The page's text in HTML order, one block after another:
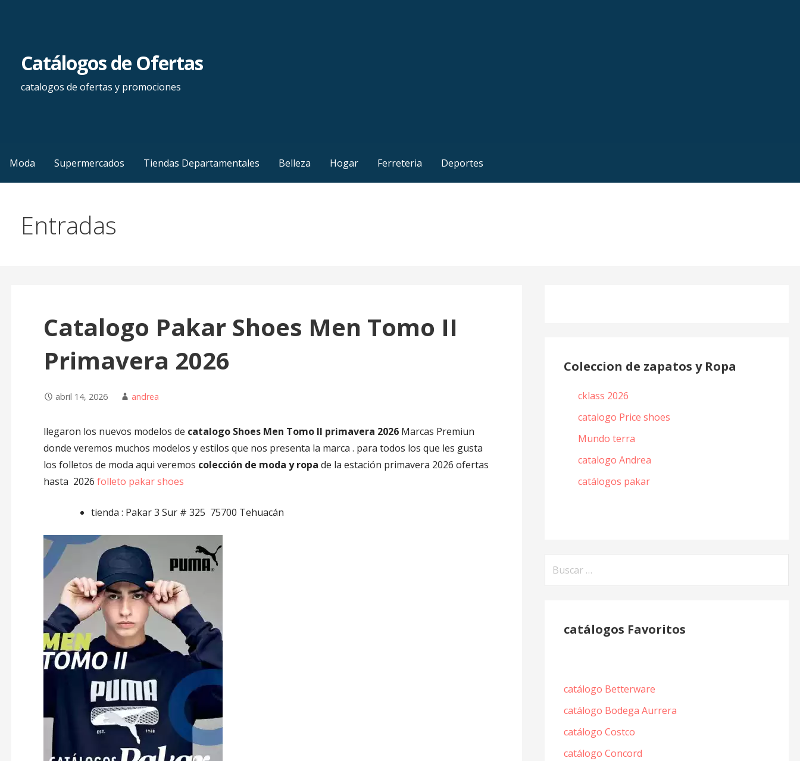
Catálogos de Ofertas
catalogos de ofertas y promociones
Moda Supermercados Tiendas Departamentales Belleza Hogar Ferreteria Deportes
Entradas
Catalogo Pakar Shoes Men Tomo II
Primavera 2026
abril 14, 2026 andrea
llegaron los nuevos modelos de catalogo Shoes Men Tomo II primavera 2026Marcas Premiun
donde veremos muchos modelos y estilos que nos presenta la marca . para todos los que les gusta
los folletos de moda aqui veremos colección de moda y ropa de la estación primavera 2026 ofertas
hasta 2026 folleto pakar shoes
tienda : Pakar 3 Sur # 325 75700 Tehuacán
Coleccion de zapatos y Ropa
cklass 2026
catalogo Price shoes
Mundo terra
catalogo Andrea
catálogos pakar
catálogos Favoritos
catálogo Betterware
catálogo Bodega Aurrera
catálogo Costco
catálogo Concord